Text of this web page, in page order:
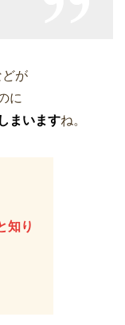
が
に
まいますね。
知り